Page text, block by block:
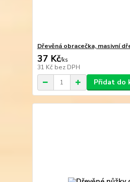
Dřevěná obracečka, masivní
37 Kč/ks
31 Kč bez DPH
Přidat do